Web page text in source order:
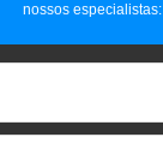
nossos especialistas: